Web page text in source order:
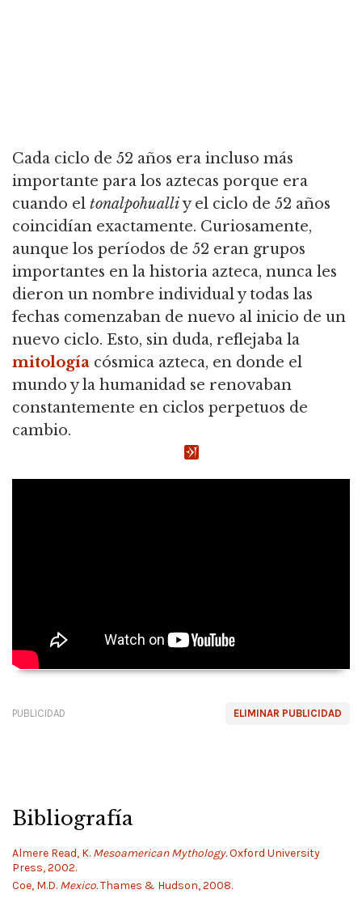
Cada ciclo de 52 años era incluso más
importante para los aztecas porque era
cuando el tonalpohualliy el ciclo de 52 años
coincidían exactamente. Curiosamente,
aunque los períodos de 52 eran grupos
importantes en la historia azteca, nunca les
dieron un nombre individual y todas las
fechas comenzaban de nuevo al inicio de un
nuevo ciclo. Esto, sin duda, reflejaba la
mitología cósmica azteca, en donde el
mundo y la humanidad se renovaban
constantemente en ciclos perpetuos de
cambio.
ELIMINAR PUBLICIDAD
PUBLICIDAD
Bibliografía
Almere Read, K. Mesoamerican Mythology.Oxford University
Press, 2002.
Coe, M.D. Mexico.Thames & Hudson, 2008.